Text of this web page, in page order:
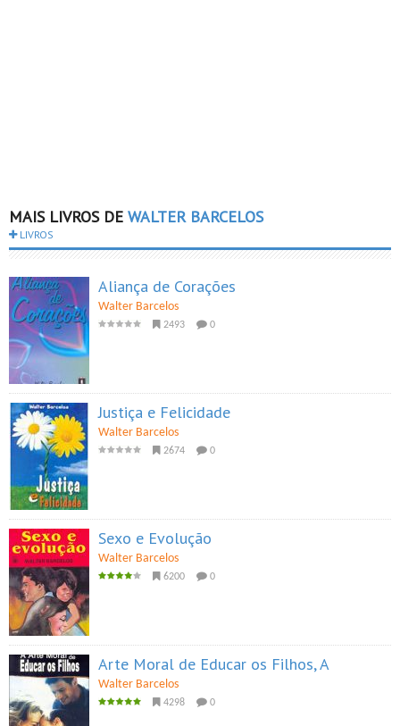
MAIS LIVROS DE WALTER BARCELOS
LIVROS
Aliança de Corações
Walter Barcelos
2493 0
Justiça e Felicidade
Walter Barcelos
2674 0
Sexo e Evolução
Walter Barcelos
6200 0
Arte Moral de Educar os Filhos, A
Walter Barcelos
4298 0